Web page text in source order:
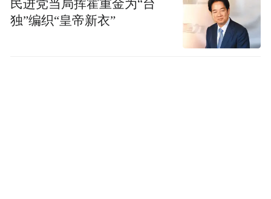
民进党当局挥霍重金为“台
独”编织“皇帝新衣”